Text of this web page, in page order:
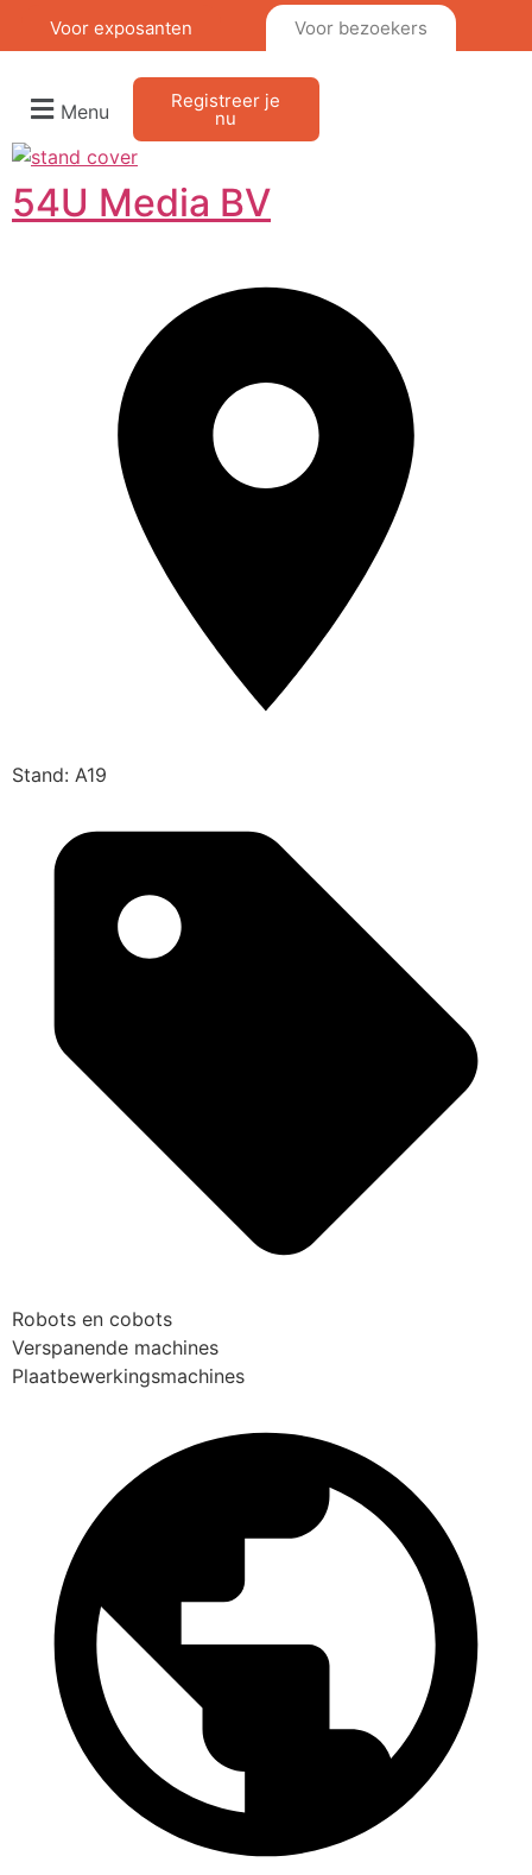
Voor exposanten Voor bezoekers
Menu Registreer je
nu
54U Media BV
Stand: A19
Robots en cobots
Verspanende machines
Plaatbewerkingsmachines